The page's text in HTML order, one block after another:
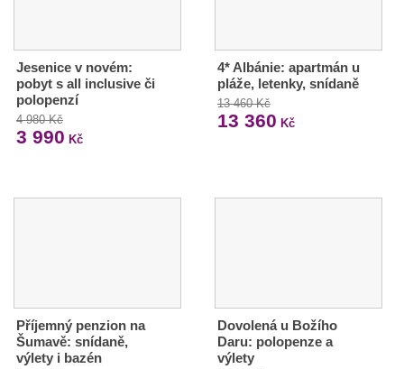
Jesenice v novém:
pobyt s all inclusive či
polopenzí
4 980 Kč
3 990 Kč
4* Albánie: apartmán u
pláže, letenky, snídaně
13 460 Kč
13 360 Kč
Příjemný penzion na
Šumavě: snídaně,
výlety i bazén
Dovolená u Božího
Daru: polopenze a
výlety